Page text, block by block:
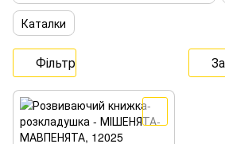
Каталки
Фільтр